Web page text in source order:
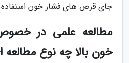
جای قرص های فشار خون استفاده
مطالعه علمی در
خون بالا چه نوع